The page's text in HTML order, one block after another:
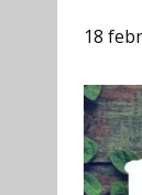
18